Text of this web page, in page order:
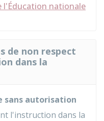
l'Éducation nationale
de non respect
dans la
sans autorisation
l'instruction dans la